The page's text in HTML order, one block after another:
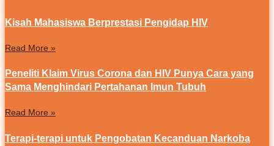
Kisah Mahasiswa Berprestasi Pengidap HIV
Read More »
Peneliti Klaim Virus Corona dan HIV Punya Cara yang
Sama Menghindari Pertahanan Imun Tubuh
Read More »
Terapi-terapi untuk Pengobatan Kecanduan Narkoba